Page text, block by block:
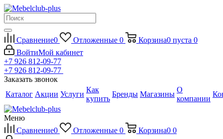
Сравнение0 Отложенные 0 Корзина0 пуста 0
ВойтиМой кабинет
+7 926 812-09-77
+7 926 812-09-77
Заказать звонок
Каталог Акции Услуги
Как
купить
Бренды Магазины
О
компании
Меню
Сравнение0 Отложенные 0 Корзина0 0